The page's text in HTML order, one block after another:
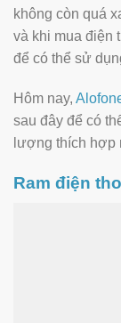
không còn quá
và khi mua điện
để có thể sử
Hôm nay,
sau đây để có
lượng thích hợp
Ram điện